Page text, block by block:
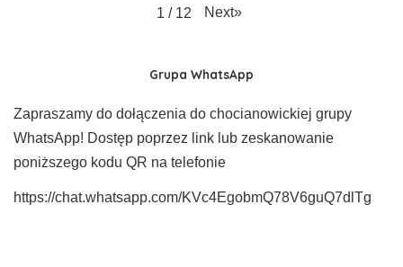
1 / 12 Next»
Grupa WhatsApp
Zapraszamy do dołączenia do chocianowickiej grupy
WhatsApp! Dostęp poprzez link lub zeskanowanie
poniższego kodu QR na telefonie
https://chat.whatsapp.com/KVc4EgobmQ78V6guQ7dlTg